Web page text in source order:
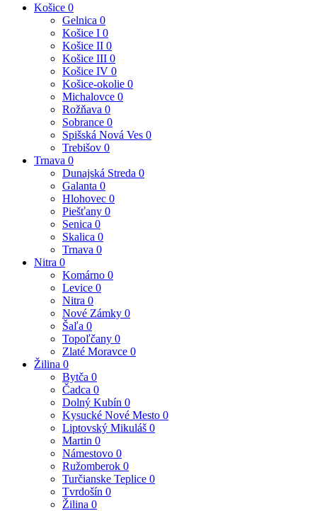
Košice 0
Gelnica 0
Košice I 0
Košice II 0
Košice III 0
Košice IV 0
Košice-okolie 0
Michalovce 0
Rožňava 0
Sobrance 0
Spišská Nová Ves 0
Trebišov 0
Trnava 0
Dunajská Streda 0
Galanta 0
Hlohovec 0
Piešťany 0
Senica 0
Skalica 0
Trnava 0
Nitra 0
Komárno 0
Levice 0
Nitra 0
Nové Zámky 0
Šaľa 0
Topoľčany 0
Zlaté Moravce 0
Žilina 0
Bytča 0
Čadca 0
Dolný Kubín 0
Kysucké Nové Mesto 0
Liptovský Mikuláš 0
Martin 0
Námestovo 0
Ružomberok 0
Turčianske Teplice 0
Tvrdošín 0
Žilina 0